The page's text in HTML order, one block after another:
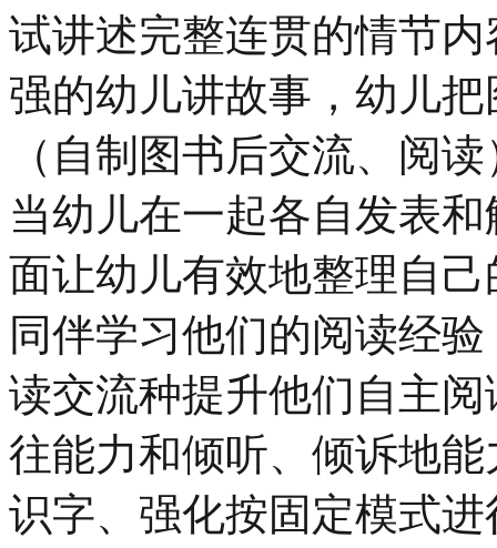
试讲述完整连贯的情节
强的幼儿讲故事，幼儿
（自制图书后交流、阅
当幼儿在一起各自发表
面让幼儿有效地整理自
同伴学习他们的阅读经
读交流种提升他们自主
往能力和倾听、倾诉地
识字、强化按固定模式